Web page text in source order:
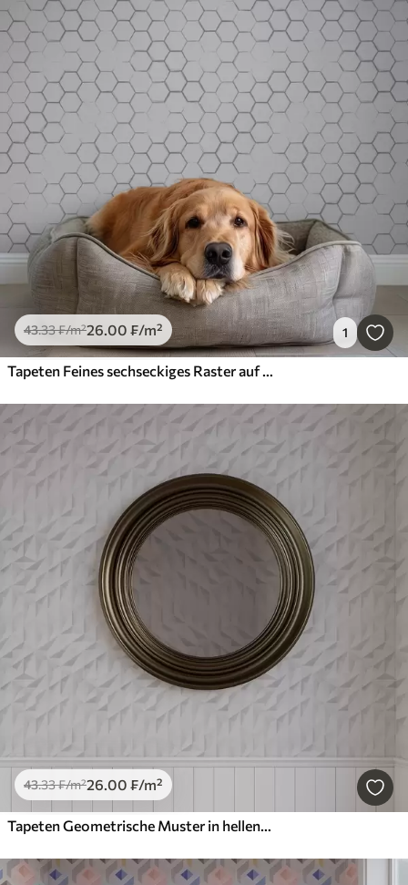
43.33₣/m²26.00 ₣/m² 1
Tapeten Feines sechseckiges Raster auf hellgrauem strukturiertem Hintergrund
43.33₣/m²26.00 ₣/m²
Tapeten Geometrische Muster in hellen Farben